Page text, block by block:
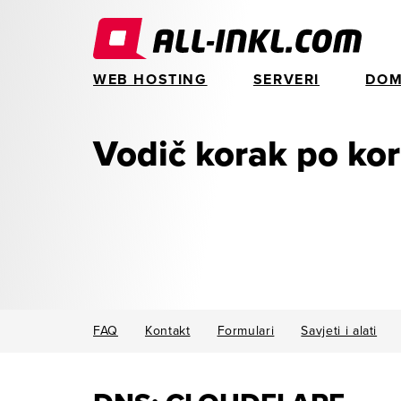
WEB HOSTING SERVERI
Vodič korak po
FAQ Kontakt Formulari Savjeti i alati